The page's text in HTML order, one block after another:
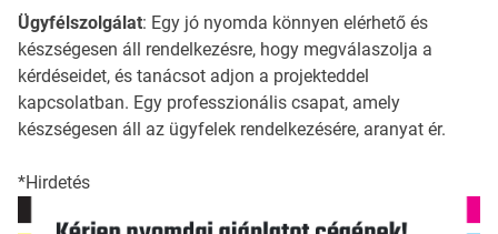
Ügyfélszolgálat: Egy jó nyomda könnyen elérhető és
készségesen áll rendelkezésre, hogy megválaszolja a
kérdéseidet, és tanácsot adjon a projekteddel
kapcsolatban. Egy professzionális csapat, amely
készségesen áll az ügyfelek rendelkezésére, aranyat ér.
*Hirdetés